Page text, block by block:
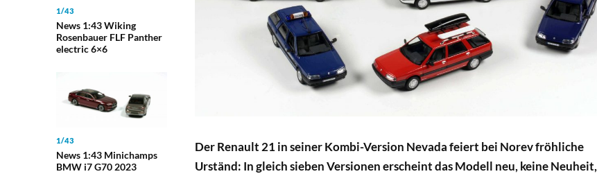
1/43
News 1:43 Wiking
Rosenbauer FLF Panther
electric 6×6
1/43
News 1:43 Minichamps
BMW i7 G70 2023
Der Renault 21 in seiner Kombi-Version Nevada feiert bei Norev fröhliche
Urständ: In gleich sieben Versionen erscheint das Modell neu, keine Neuheit,